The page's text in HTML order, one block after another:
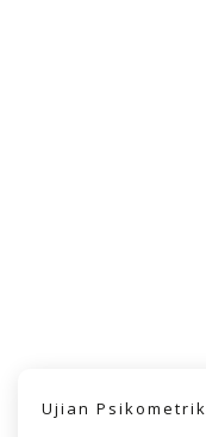
Ujian Psikometrik